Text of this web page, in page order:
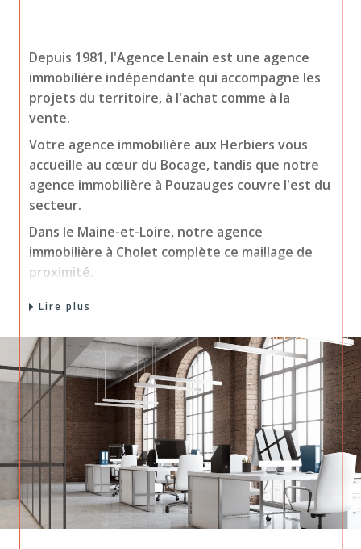
Depuis 1981, l'Agence Lenain est une agence
immobilière indépendante qui accompagne les
projets du territoire, à l'achat comme à la
vente.
Votre agence immobilière aux Herbiers vous
accueille au cœur du Bocage, tandis que notre
agence immobilière à Pouzauges couvre l'est du
secteur.
Dans le Maine-et-Loire, notre agence
immobilière à Cholet complète ce maillage de
proximité.
Trois adresses, une même équipe qui connaît
Acheter ou louer près de
chez vous
Vous cherchez une maison, un appartement ou
un terrain ? Nos conseillers vous aident à
trouver le bien qui vous ressemble, du premier
achat au projet d'investissement.
Nos trois agences, entre Vendée et Maine-et-
Lire plus